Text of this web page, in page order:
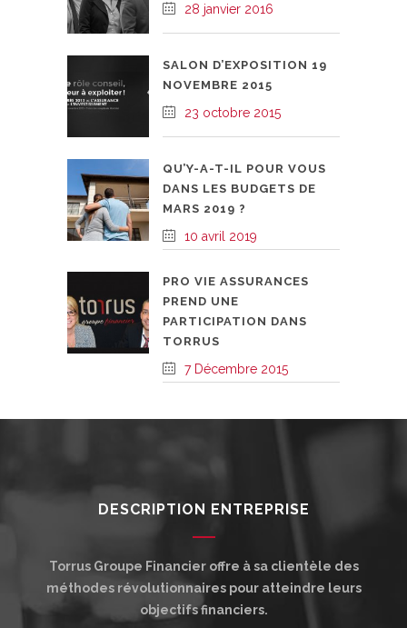
28 janvier 2016
SALON D’EXPOSITION 19
NOVEMBRE 2015
23 octobre 2015
QU’Y-A-T-IL POUR VOUS
DANS LES BUDGETS DE
MARS 2019 ?
10 avril 2019
PRO VIE ASSURANCES
PREND UNE
PARTICIPATION DANS
TORRUS
7 Décembre 2015
DESCRIPTION ENTREPRISE
Torrus Groupe Financier offre à sa clientèle des
méthodes révolutionnaires pour atteindre leurs
objectifs financiers.